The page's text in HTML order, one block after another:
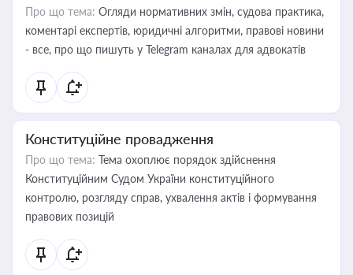
Про що тема: Огляди нормативних змін, судова практика,
коментарі експертів, юридичні алгоритми, правові новини
- все, про що пишуть у Telegram каналах для адвокатів
Конституційне провадження
Про що тема: Тема охоплює порядок здійснення
Конституційним Судом України конституційного
контролю, розгляду справ, ухвалення актів і формування
правових позицій